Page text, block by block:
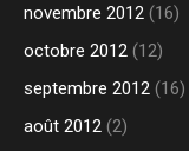
novembre 2012 (16)
octobre 2012 (12)
septembre 2012 (16)
août 2012 (2)